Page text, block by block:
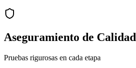
Aseguramiento de Calidad
Pruebas rigurosas en cada etapa